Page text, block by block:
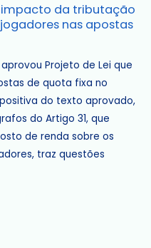
da tributação
nas apostas
Projeto de Lei que
de quota fixa no
do texto aprovado,
do Artigo 31, que
de renda sobre os
traz questões